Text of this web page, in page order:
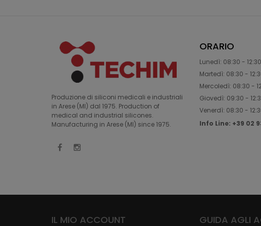
Produzione di siliconi medicali e industriali
in Arese (MI) dal 1975. Production of
medical and industrial silicones.
Manufacturing in Arese (MI) since 1975.
ORARIO
Lunedì: 08:30 -
Martedì: 08:30 -
Mercoledì: 08:30 -
Giovedì: 09:30 -
Venerdì: 08:30 -
Info Line: +39 02
IL MIO ACCOUNT GUIDA AGLI